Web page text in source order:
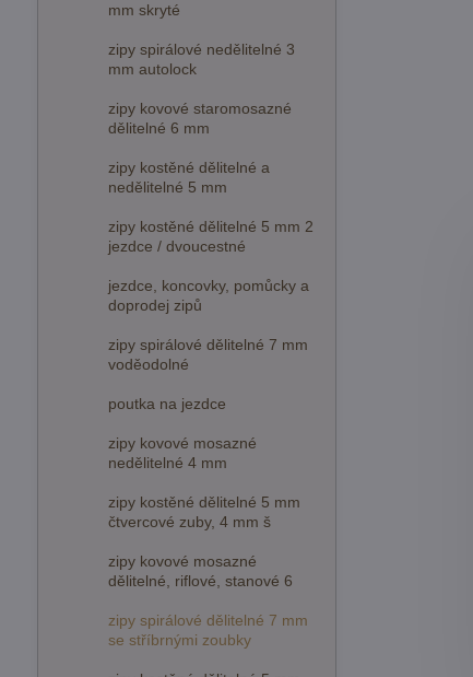
mm skryté
zipy spirálové nedělitelné 3
mm autolock
zipy kovové staromosazné
dělitelné 6 mm
zipy kostěné dělitelné a
nedělitelné 5 mm
zipy kostěné dělitelné 5 mm 2
jezdce / dvoucestné
jezdce, koncovky, pomůcky a
doprodej zipů
zipy spirálové dělitelné 7 mm
voděodolné
poutka na jezdce
zipy kovové mosazné
nedělitelné 4 mm
zipy kostěné dělitelné 5 mm
čtvercové zuby, 4 mm š
zipy kovové mosazné
dělitelné, riflové, stanové 6
zipy spirálové dělitelné 7 mm
se stříbrnými zoubky